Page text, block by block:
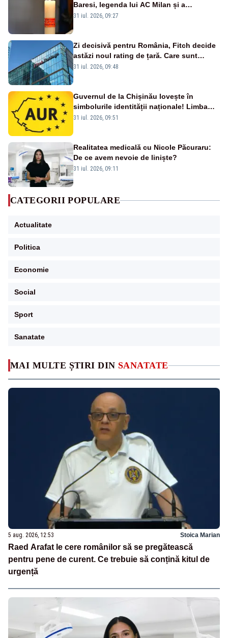
MAI MULTE ȘTIRI DIN SANATATE
5 aug. 2026, 12:53 Stoica Marian
Raed Arafat le cere românilor să se pregătească
pentru pene de curent. Ce trebuie să conțină kitul de
urgență
Baresi, legenda lui AC Milan și a
naționalei Italiei, a murit
31 iul. 2026, 09:27
Zi decisivă pentru România, Fitch decide
astăzi noul rating de țară. Care sunt
efectele retrogradării la categoria „junk”
31 iul. 2026, 09:48
Guvernul de la Chișinău lovește în
simbolurile identității naționale! Limba
română nu se economisește! Limba
31 iul. 2026, 09:51
Realitatea medicală cu Nicole Păcuraru:
De ce avem nevoie de liniște?
31 iul. 2026, 09:11
CATEGORII POPULARE
Actualitate
Politica
Economie
Social
Sport
Sanatate